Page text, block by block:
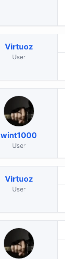
Virtuoz
User
wint1000
User
Virtuoz
User